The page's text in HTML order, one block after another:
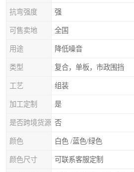
抗弯强度 强
可售卖地 全国
用途 降低噪音
类型 复合，单板，市政围挡
工艺 组装
加工定制 是
是否跨境货源 否
颜色 白色 /蓝色/绿色
颜色尺寸 可联系客服定制